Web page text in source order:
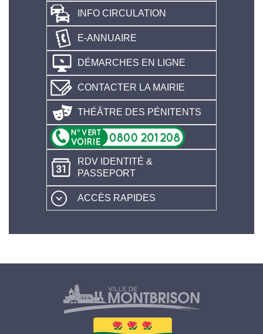
INFO CIRCULATION
E-ANNUAIRE
DÉMARCHES EN LIGNE
CONTACTER LA MAIRIE
THÉÂTRE DES PÉNITENTS
RDV IDENTITÉ &
PASSEPORT
ACCÈS RAPIDES